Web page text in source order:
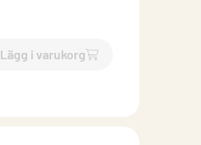
Lägg i varukorg
`$Lägg till